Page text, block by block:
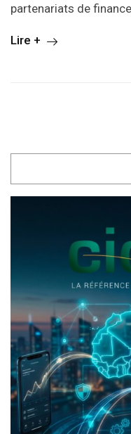
partenariats de
Lire +